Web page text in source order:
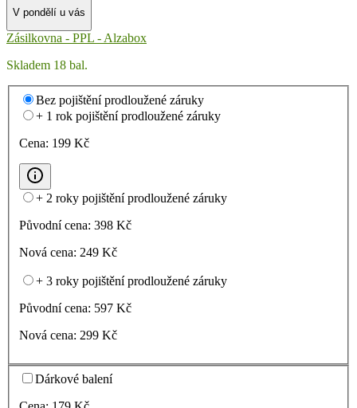
V pondělí u vás
Zásilkovna - PPL - Alzabox
Skladem 18 bal.
Bez pojištění prodloužené záruky
+ 1 rok pojištění prodloužené záruky
Cena: 199 Kč
+ 2 roky pojištění prodloužené záruky
Původní cena: 398 Kč
Nová cena: 249 Kč
+ 3 roky pojištění prodloužené záruky
Původní cena: 597 Kč
Nová cena: 299 Kč
Dárkové balení